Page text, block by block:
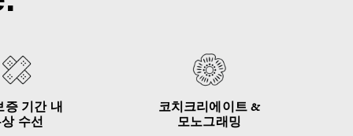
증 기간 내
수선
코치크리에이트 &
모노그래밍